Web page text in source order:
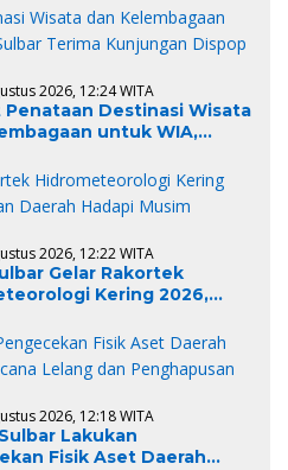
Dispop Polewali Mandar
2026, 12:24 WITA
Penataan Destinasi Wisata
untuk WIA,
Dispop Polewali Mandar
2026, 12:22 WITA
Gelar Rakortek
Kering 2026,
Kemarau
2026, 12:18 WITA
Lakukan
Fisik Aset Daerah